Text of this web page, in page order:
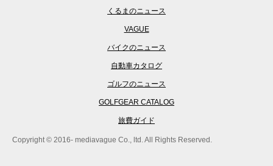
くるまのニュース
VAGUE
バイクのニュース
自動車カタログ
ゴルフのニュース
GOLFGEAR CATALOG
旅費ガイド
Copyright © 2016- mediavague Co., ltd. All Rights Reserved.